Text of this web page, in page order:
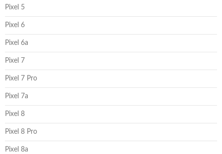
Pixel 5
Pixel 6
Pixel 6a
Pixel 7
Pixel 7 Pro
Pixel 7a
Pixel 8
Pixel 8 Pro
Pixel 8a